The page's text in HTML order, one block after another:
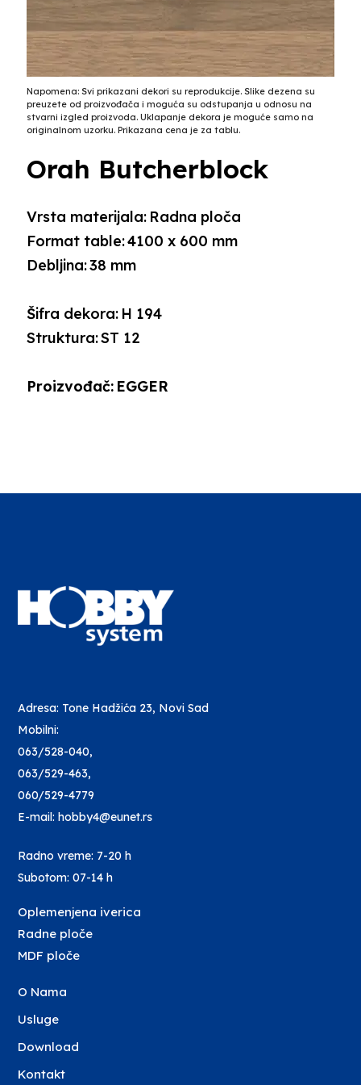
Napomena: Svi prikazani dekori su reprodukcije. Slike dezena su
preuzete od proizvođača i moguća su odstupanja u odnosu na
stvarni izgled proizvoda. Uklapanje dekora je moguće samo na
originalnom uzorku. Prikazana cena je za tablu.
Orah Butcherblock
Debljina:38 mm
Format table:4100 x 600 mm
Šifra dekora: H 194
Struktura:ST 12
Vrsta materijala: Radna ploča
Proizvođač: EGGER
Adresa: Tone Hadžića 23, Novi Sad
Mobilni:
063/528-040,
063/529-463,
060/529-4779
E-mail: hobby4@eunet.rs
Radno vreme: 7-20 h
Subotom: 07-14 h
Oplemenjena iverica
Radne ploče
MDF ploče
O Nama
Usluge
Download
Kontakt